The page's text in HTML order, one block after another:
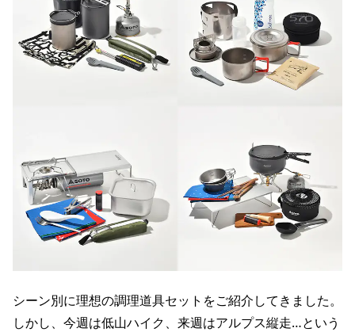
シーン別に理想の調理道具セットをご紹介してきました。
しかし、今週は低山ハイク、来週はアルプス縦走…という